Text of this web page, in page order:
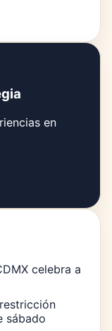
en
celebra a
sábado